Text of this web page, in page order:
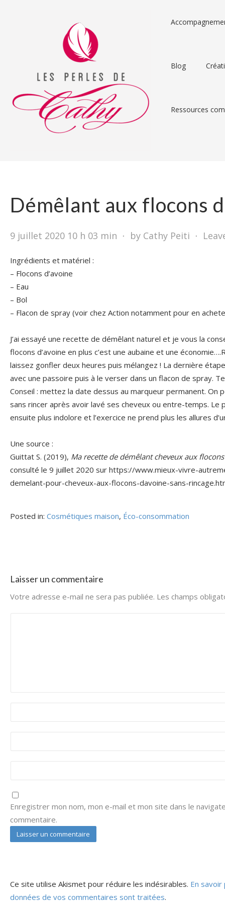
Blog
Ressources
Démêlant aux flocons
9 juillet 2020 10 h 03 min ⋅ by Cathy Peiti ⋅
Ingrédients et matériel :
– Flocons d’avoine
– Eau
– Bol
– Flacon de spray (voir chez Action notamment pour en
J’ai essayé une recette de démêlant naturel et je vous la
flocons d’avoine en plus c’est une aubaine et une
laissez gonfler deux heures puis mélangez ! La dernière
avec une passoire puis à le verser dans un flacon de spray.
Conseil : mettez la date dessus au marqueur permanent. On
sans rincer après avoir lavé ses cheveux ou entre-temps. Le
ensuite plus indolore et l’exercice ne prend plus les allures
Une source :
Guittat S. (2019), Ma recette de démêlant cheveux aux flocons
consulté le 9 juillet 2020 sur https://www.mieux-vivre-
demelant-pour-cheveux-aux-flocons-davoine-sans-
Posted in: Cosmétiques maison, Éco-consommation
Laisser un commentaire
Votre adresse e-mail ne sera pas publiée. Les champs
Enregistrer mon nom, mon e-mail et mon site dans le
commentaire.
Ce site utilise Akismet pour réduire les indésirables. En
données de vos commentaires sont traitées.